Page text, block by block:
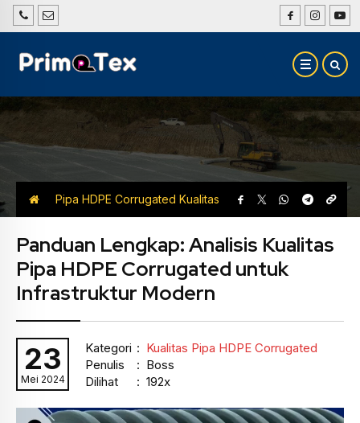
Pipa HDPE Corrugated Kualitas
Pipa HDPE Corrugated
Panduan Lengkap: Analisis Kualitas
Pipa HDPE Corrugated untuk
Infrastruktur Modern
23
Mei 2024
Kategori : Kualitas Pipa HDPE Corrugated
Penulis
: Boss
Dilihat
: 192x